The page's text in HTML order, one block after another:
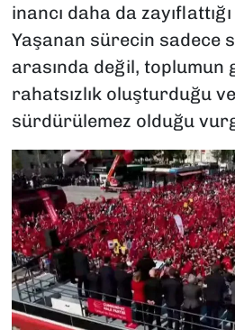
inancı daha da
Yaşanan sürecin sadece
arasında değil, toplumun
rahatsızlık oluşturduğu
sürdürülemez olduğu